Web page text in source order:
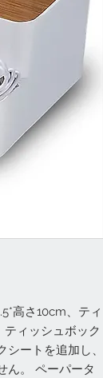
高さ10cm、ティ
ティッシュボック
ートを追加し、
ん。 ペーパータ